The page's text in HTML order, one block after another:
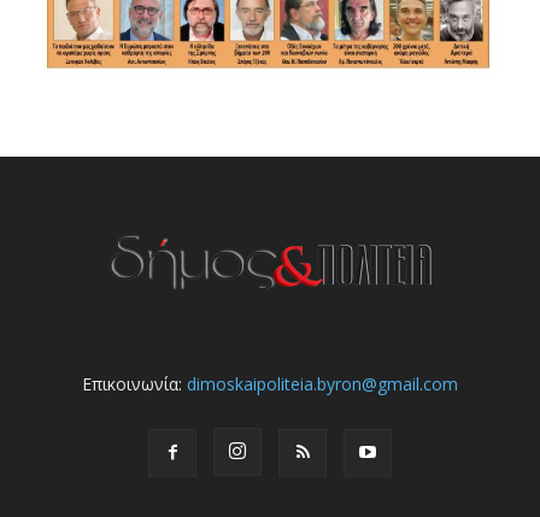
Επικοινωνία: dimoskaipoliteia.byron@gmail.com